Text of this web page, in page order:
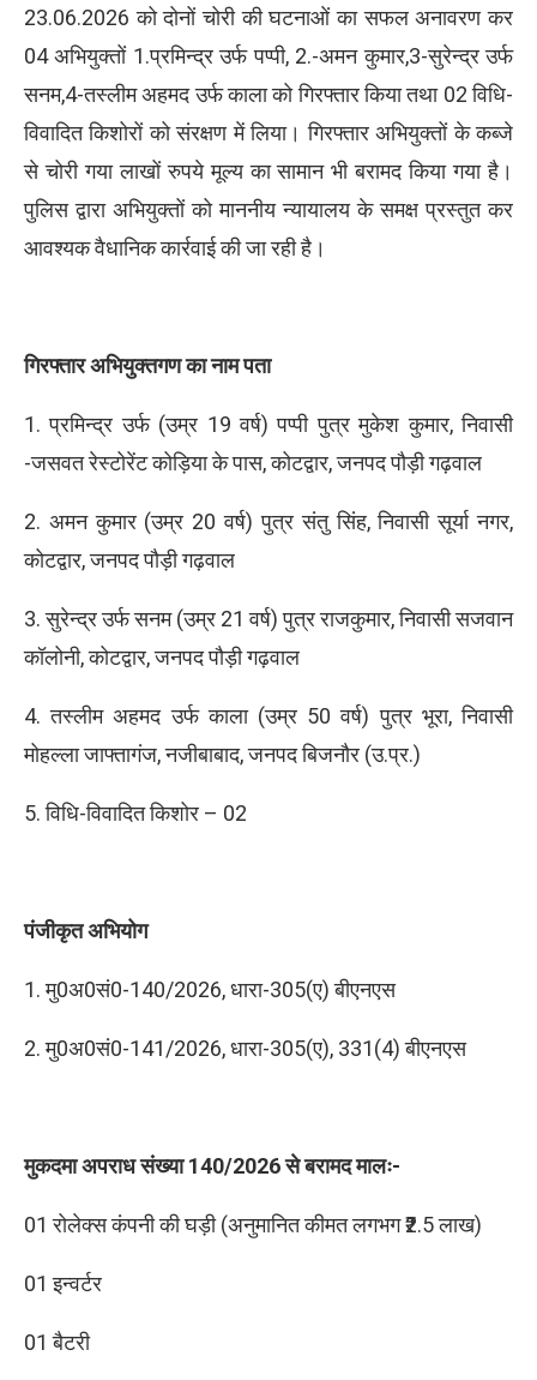
23.06.2026 को दोनों चोरी की घटनाओं का सफल अनावरण कर
04 अभियुक्तों 1.प्रमिन्द्र उर्फ पप्पी, 2.-अमन कुमार,3-सुरेन्द्र उर्फ
सनम,4-तस्लीम अहमद उर्फ काला को गिरफ्तार किया तथा 02 विधि-
विवादित किशोरों को संरक्षण में लिया। गिरफ्तार अभियुक्तों के कब्जे
से चोरी गया लाखों रुपये मूल्य का सामान भी बरामद किया गया है।
पुलिस द्वारा अभियुक्तों को माननीय न्यायालय के समक्ष प्रस्तुत कर
आवश्यक वैधानिक कार्रवाई की जा रही है।
गिरफ्तार अभियुक्तगण का नाम पता
1. प्रमिन्द्र उर्फ (उम्र 19 वर्ष) पप्पी पुत्र मुकेश कुमार, निवासी
-जसवत रेस्टोरेंट कोड़िया के पास, कोटद्वार, जनपद पौड़ी गढ़वाल
2. अमन कुमार (उम्र 20 वर्ष) पुत्र संतु सिंह, निवासी सूर्या नगर,
कोटद्वार, जनपद पौड़ी गढ़वाल
3. सुरेन्द्र उर्फ सनम (उम्र 21 वर्ष) पुत्र राजकुमार, निवासी सजवान
कॉलोनी, कोटद्वार, जनपद पौड़ी गढ़वाल
4. तस्लीम अहमद उर्फ काला (उम्र 50 वर्ष) पुत्र भूरा, निवासी
मोहल्ला जाफ्तागंज, नजीबाबाद, जनपद बिजनौर (उ.प्र.)
5. विधि-विवादित किशोर – 02
पंजीकृत अभियोग
1. मु0अ0सं0-140/2026, धारा-305(ए) बीएनएस
2. मु0अ0सं0-141/2026, धारा-305(ए), 331(4) बीएनएस
मुकदमा अपराध संख्या 140/2026 से बरामद मालः-
01 रोलेक्स कंपनी की घड़ी (अनुमानित कीमत लगभग ₹2.5 लाख)
01 इन्वर्टर
01 बैटरी